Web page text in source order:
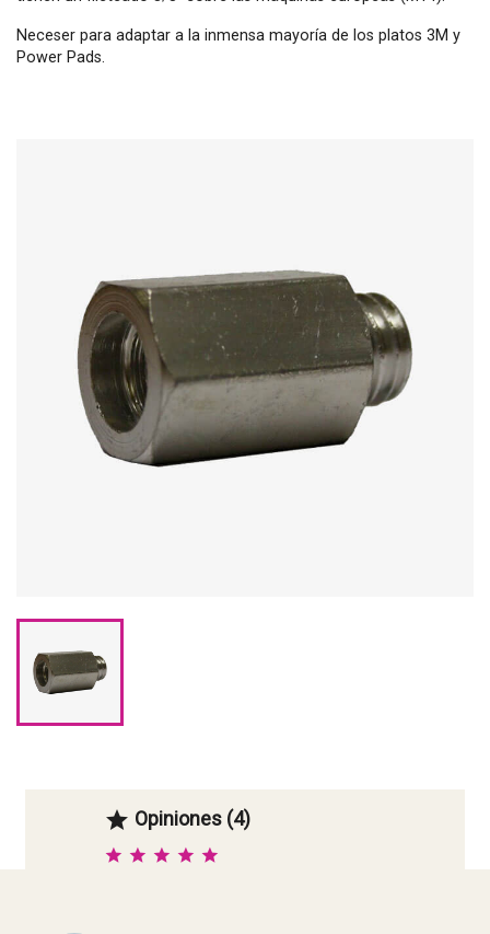
Neceser para adaptar a la inmensa mayoría de los platos 3M y
Power Pads.
 Opiniones (4)